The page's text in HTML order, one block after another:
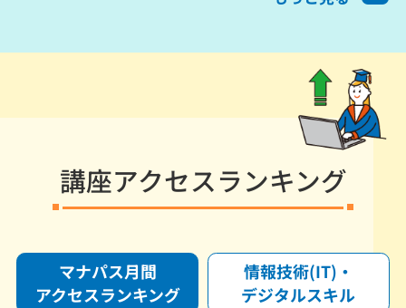
講座アクセスランキング
マナパス月間
アクセスランキング
情報技術(IT)・
デジタルスキル